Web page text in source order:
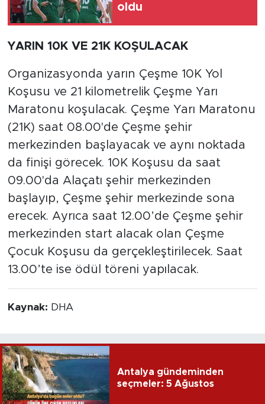
oldu
YARIN 10K VE 21K KOŞULACAK
Organizasyonda yarın Çeşme 10K Yol
Koşusu ve 21 kilometrelik Çeşme Yarı
Maratonu koşulacak. Çeşme Yarı Maratonu
(21K) saat 08.00'de Çeşme şehir
merkezinden başlayacak ve aynı noktada
da finişi görecek. 10K Koşusu da saat
09.00'da Alaçatı şehir merkezinden
başlayıp, Çeşme şehir merkezinde sona
erecek. Ayrıca saat 12.00’de Çeşme şehir
merkezinden start alacak olan Çeşme
Çocuk Koşusu da gerçekleştirilecek. Saat
13.00’te ise ödül töreni yapılacak.
Kaynak: DHA
Antalya gündeminden
seçmeler: 5 Ağustos